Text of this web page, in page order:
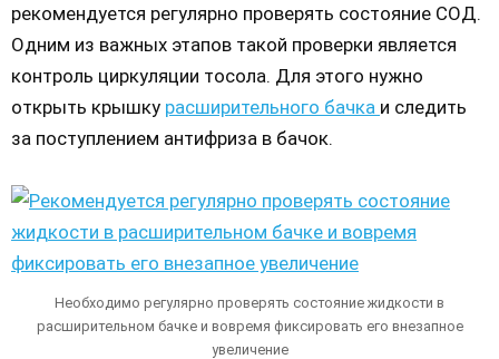
рекомендуется регулярно проверять состояние СОД.
Одним из важных этапов такой проверки является
контроль циркуляции тосола. Для этого нужно
открыть крышку расширительного бачка и следить
за поступлением антифриза в бачок.
Необходимо регулярно проверять состояние жидкости в
расширительном бачке и вовремя фиксировать его внезапное
увеличение